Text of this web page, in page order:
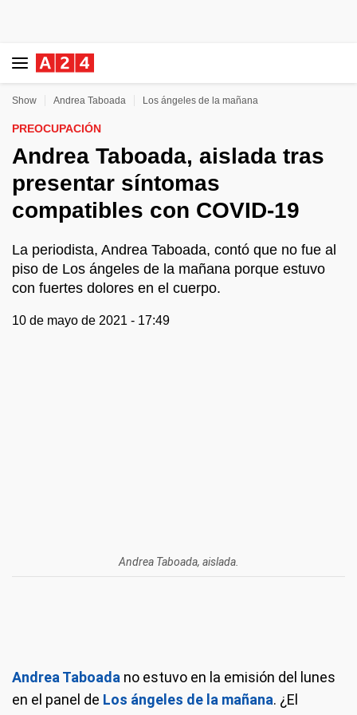
Show Andrea Taboada Los ángeles de la mañana
PREOCUPACIÓN
Andrea Taboada, aislada tras
presentar síntomas
compatibles con COVID-19
La periodista, Andrea Taboada, contó que no fue al
piso de Los ángeles de la mañana porque estuvo
con fuertes dolores en el cuerpo.
10 de mayo de 2021 - 17:49
Andrea Taboada, aislada.
Andrea Taboada no estuvo en la emisión del lunes
en el panel de Los ángeles de la mañana. ¿El